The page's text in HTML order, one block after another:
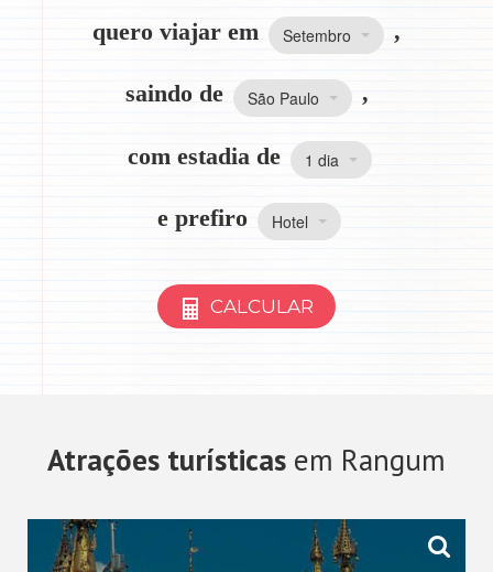
quero viajar em Setembro ,
saindo de São Paulo ,
com estadia de 1 dia
e prefiro Hotel
CALCULAR
Atrações turísticas em Rangum